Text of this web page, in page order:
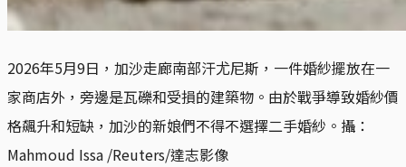
2026年5月9日，加沙走廊南部汗尤尼斯，一件婚紗擺放在一
家商店外，旁邊是瓦礫和受損的建築物。由於戰爭導致婚紗價
格飆升和短缺，加沙的新娘們不得不選擇二手婚紗。攝：
Mahmoud Issa /Reuters/達志影像